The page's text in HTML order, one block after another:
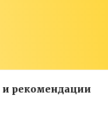
и рекомендации